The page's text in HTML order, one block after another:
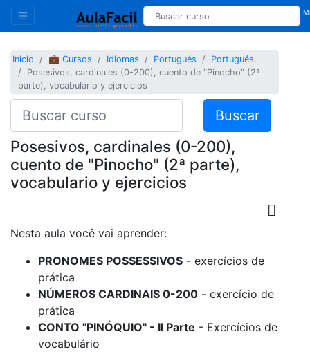
Inicio 💼 Cursos Idiomas Portugués
Portugués
Posesivos, cardinales (0-200), cuento de "Pinocho" (2ª
parte), vocabulario y ejercicios
Buscar
Posesivos, cardinales (0-200),
cuento de "Pinocho" (2ª parte),
vocabulario y ejercicios
Nesta aula você vai aprender:
PRONOMES POSSESSIVOS - exercícios de
prática
NÚMEROS CARDINAIS 0-200 - exercício de
prática
CONTO "PINÓQUIO" - II Parte - Exercícios de
vocabulário